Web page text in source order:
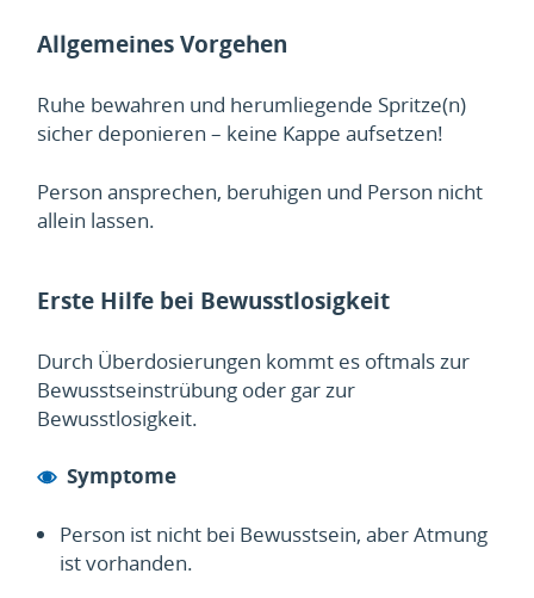
Allgemeines Vorgehen
Ruhe bewahren und herumliegende Spritze(n)
sicher deponieren – keine Kappe aufsetzen!
Person ansprechen, beruhigen und Person nicht
allein lassen.
Erste Hilfe bei Bewusstlosigkeit
Durch Überdosierungen kommt es oftmals zur
Bewusstseinstrübung oder gar zur
Bewusstlosigkeit.
Symptome
Person ist nicht bei Bewusstsein, aber Atmung
ist vorhanden.